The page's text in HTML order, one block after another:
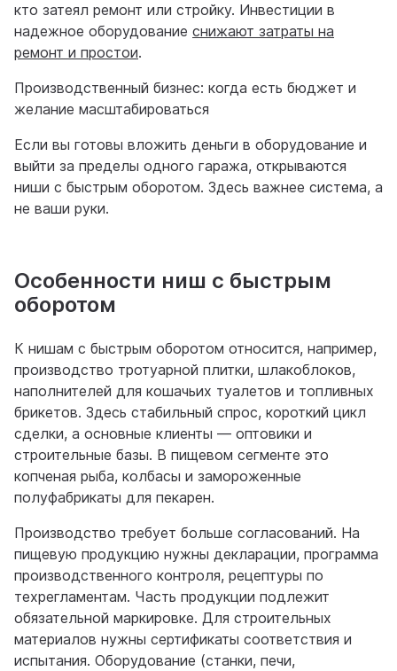
кто затеял ремонт или стройку. Инвестиции в
надежное оборудование снижают затраты на
ремонт и простои.
Производственный бизнес: когда есть бюджет и
желание масштабироваться
Если вы готовы вложить деньги в оборудование и
выйти за пределы одного гаража, открываются
ниши с быстрым оборотом. Здесь важнее система, а
не ваши руки.
Особенности ниш с быстрым
оборотом
К нишам с быстрым оборотом относится, например,
производство тротуарной плитки, шлакоблоков,
наполнителей для кошачьих туалетов и топливных
брикетов. Здесь стабильный спрос, короткий цикл
сделки, а основные клиенты — оптовики и
строительные базы. В пищевом сегменте это
копченая рыба, колбасы и замороженные
полуфабрикаты для пекарен.
Производство требует больше согласований. На
пищевую продукцию нужны декларации, программа
производственного контроля, рецептуры по
техрегламентам. Часть продукции подлежит
обязательной маркировке. Для строительных
материалов нужны сертификаты соответствия и
испытания. Оборудование (станки, печи,